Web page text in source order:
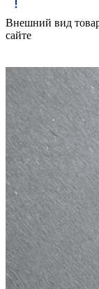
Внешний вид
сайте